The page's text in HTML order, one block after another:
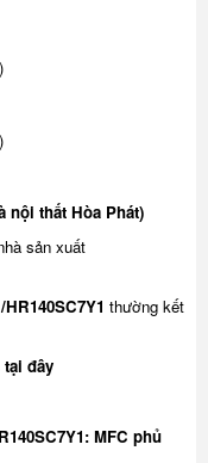
nội thất Hòa Phát)
sản xuất
thường kết
tại đây
MFC phủ